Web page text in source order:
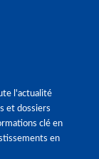
l'actualité
et dossiers
clé en
en